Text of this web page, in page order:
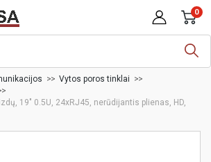
0
Vytos poros tinklai
19" 0.5U, 24xRJ45, nerūdijantis plienas, HD,